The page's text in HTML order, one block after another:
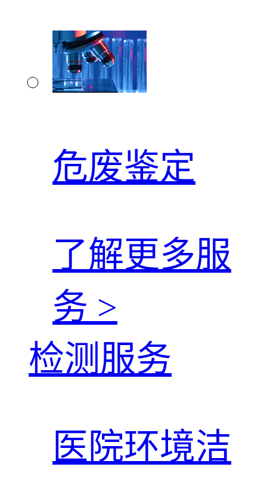
危废鉴定
了解更多服
务 >
检测服务
医院环境洁